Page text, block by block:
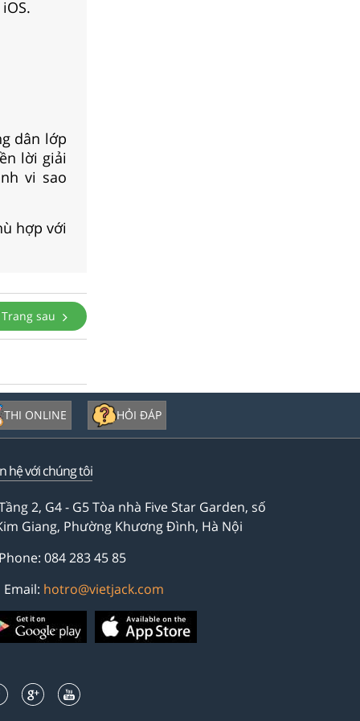
dân lớp
lời giải
vi sao
hợp với
Trang sau
THI ONLINE HỎI ĐÁP
hệ với chúng tôi
2, G4 - G5 Tòa nhà Five Star Garden, số
Giang, Phường Khương Đình, Hà Nội
Phone: 084 283 45 85
Email: hotro@vietjack.com